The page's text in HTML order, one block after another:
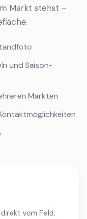
Markt stehst –
und Saison-
Märkten
vom Feld,